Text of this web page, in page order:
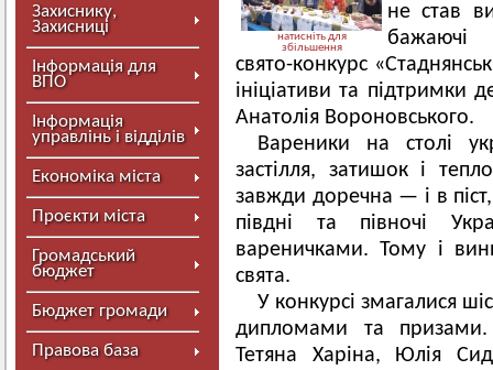
Захиснику,
Захисниці
Інформація для
ВПО
Інформація
управлінь і відділів
Економіка міста
Проєкти міста
Громадський
бюджет
Бюджет громади
Правова база
натисніть для
збільшення
не став
бажаючі
свято-конкурс
ініціативи та підтримки
Анатолія Вороновського.
Вареники на столі
застілля, затишок і
завжди доречна — і в піст,
півдні та півночі
вареничками. Тому і
свята.
У конкурсі змагалися
дипломами та
Тетяна Харіна, Юлія